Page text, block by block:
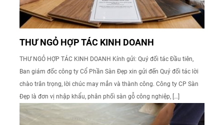
THƯ NGỎ HỢP TÁC KINH DOANH
THƯ NGỎ HỢP TÁC KINH DOANH Kính gửi: Quý đối tác Đầu tiên,
Ban giám đốc công ty Cổ Phần Sàn Đẹp xin gửi đến Quý đối tác lời
chào trân trọng, lời chúc may mắn và thành công. Công ty CP Sàn
Đẹp là đơn vị nhập khẩu, phân phối sàn gỗ công nghiệp, […]